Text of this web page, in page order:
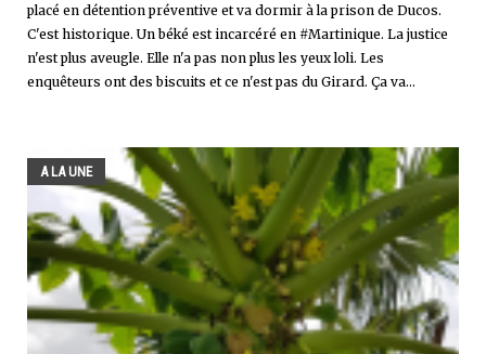
placé en détention préventive et va dormir à la prison de Ducos.
C'est historique. Un béké est incarcéré en #Martinique. La justice
n'est plus aveugle. Elle n'a pas non plus les yeux loli. Les
enquêteurs ont des biscuits et ce n'est pas du Girard. Ça va...
A LA UNE